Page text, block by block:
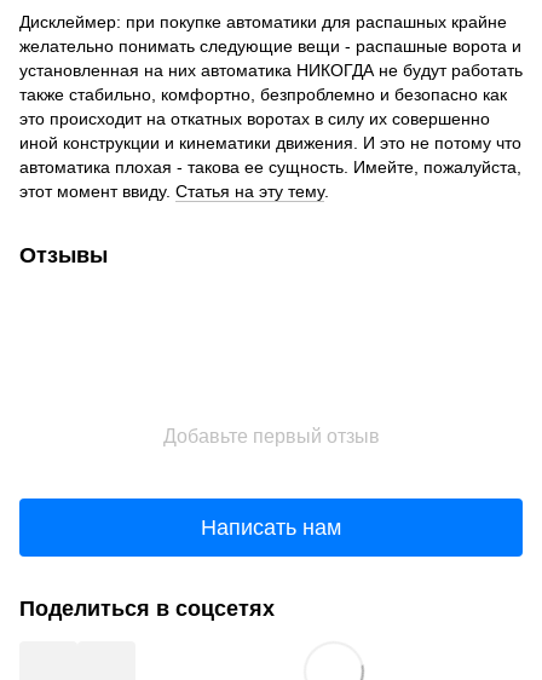
Дисклеймер: при покупке автоматики для распашных крайне
желательно понимать следующие вещи - распашные ворота и
установленная на них автоматика НИКОГДА не будут работать
также стабильно, комфортно, безпроблемно и безопасно как
это происходит на откатных воротах в силу их совершенно
иной конструкции и кинематики движения. И это не потому что
автоматика плохая - такова ее сущность. Имейте, пожалуйста,
этот момент ввиду. Статья на эту тему.
Отзывы
Добавьте первый отзыв
Написать нам
Поделиться в соцсетях